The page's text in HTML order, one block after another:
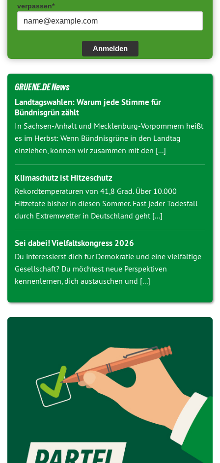
verpassen*
Anmelden
GRUENE.DE News
Landtagswahlen: Warum jede Stimme für
Bündnisgrün zählt
In Sachsen-Anhalt und Mecklenburg-Vorpommern heißt
es im Herbst: Wenn Bündnisgrüne in den Landtag
einziehen, können wir zusammen mit den [...]
Klimaschutz ist Hitzeschutz
Rekordtemperaturen von 41,8 Grad. Über 10.000
Hitzetote bisher in diesen Sommer. Fast jeder Todesfall
durch Extremwetter in Deutschland geht [...]
Sei dabei! Vielfaltskongress 2026
Du interessierst dich für Demokratie und eine vielfältige
Gesellschaft? Du möchtest neue Perspektiven
kennenlernen, dich austauschen und [...]